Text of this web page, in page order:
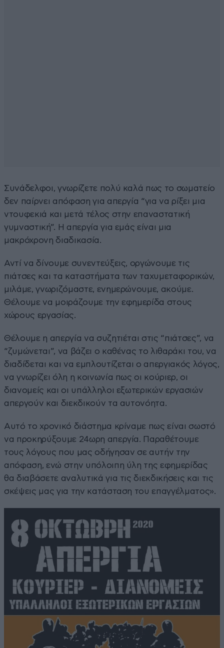
Συνάδελφοι, γνωρίζετε πολύ καλά πως το σωματείο
δεν παίρνει απόφαση για απεργία “για να ρίξει μια
ντουφεκιά και μετά τέλος στην επαναστατική
γυμναστική”. Η απεργία για εμάς είναι μια
μακρόχρονη διαδικασία.
Αντί να δίνουμε συνεντεύξεις, οργώνουμε τις
πιάτσες και τα καταστήματα των ταχυμεταφορικών,
μιλάμε, γνωριζόμαστε, ενημερώνουμε, ακούμε.
Θέλουμε να μοιράζουμε την εφημερίδα στους
χώρους εργασίας.
Θέλουμε η απεργία να συζητιέται στις “πιάτσες”, να
“ζυμώνεται”, να βάζει ο καθένας το λιθαράκι του, να
διαδίδεται και να εμπλουτίζεται ο απεργιακός λόγος,
να γνωρίζει όλη η κοινωνία πως οι κούριερ, οι
διανομείς και οι υπάλληλοι εξωτερικών εργασιών
απεργούν και διεκδικούν τα αυτονόητα.
Αυτό το χρονικό διάστημα κρίναμε πως είναι σωστό
να προκηρύξουμε 24ωρη απεργία. Παραθέτουμε
τους λόγους που μας οδήγησαν σε αυτήν την
απόφαση, ενώ στην υπόλοιπη ύλη της εφημερίδας
θα διαβάσετε αναλυτικά για τις διεκδικήσεις και τις
σκέψεις μας για την κατάσταση του επαγγέλματος».